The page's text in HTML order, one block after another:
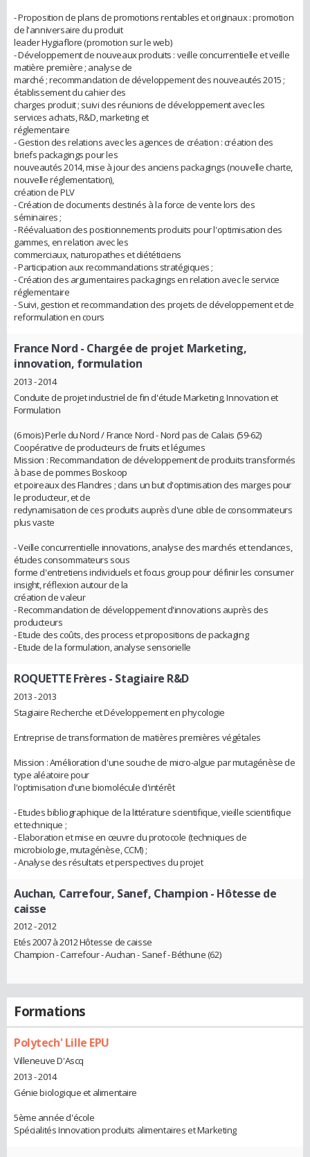
- Proposition de plans de promotions rentables et originaux : promotion
de l'anniversaire du produit
leader Hygiaflore (promotion sur le web)
- Développement de nouveaux produits : veille concurrentielle et veille
matière première ; analyse de
marché ; recommandation de développement des nouveautés 2015 ;
établissement du cahier des
charges produit ; suivi des réunions de développement avec les
services achats, R&D, marketing et
réglementaire
- Gestion des relations avec les agences de création : création des
briefs packagings pour les
nouveautés 2014, mise à jour des anciens packagings (nouvelle charte,
nouvelle réglementation),
création de PLV
- Création de documents destinés à la force de vente lors des
séminaires ;
- Réévaluation des positionnements produits pour l'optimisation des
gammes, en relation avec les
commerciaux, naturopathes et diététiciens
- Participation aux recommandations stratégiques ;
- Création des argumentaires packagings en relation avec le service
réglementaire
- Suivi, gestion et recommandation des projets de développement et de
reformulation en cours
France Nord - Chargée de projet Marketing,
innovation, formulation
2013 - 2014
Conduite de projet industriel de fin d'étude Marketing, Innovation et
Formulation
(6 mois) Perle du Nord / France Nord - Nord pas de Calais (59-62)
Coopérative de producteurs de fruits et légumes
Mission : Recommandation de développement de produits transformés
à base de pommes Boskoop
et poireaux des Flandres ; dans un but d'optimisation des marges pour
le producteur, et de
redynamisation de ces produits auprès d'une cible de consommateurs
plus vaste
- Veille concurrentielle innovations, analyse des marchés et tendances,
études consommateurs sous
forme d'entretiens individuels et focus group pour définir les consumer
insight, réflexion autour de la
création de valeur
- Recommandation de développement d'innovations auprès des
producteurs
- Etude des coûts, des process et propositions de packaging
- Etude de la formulation, analyse sensorielle
ROQUETTE Frères- Stagiaire R&D
2013 - 2013
Stagiaire Recherche et Développement en phycologie
Entreprise de transformation de matières premières végétales
Mission : Amélioration d'une souche de micro-algue par mutagénèse de
type aléatoire pour
l'optimisation d'une biomolécule d'intérêt
- Etudes bibliographique de la littérature scientifique, vieille scientifique
et technique ;
- Elaboration et mise en œuvre du protocole (techniques de
microbiologie, mutagénèse, CCM) ;
- Analyse des résultats et perspectives du projet
Auchan, Carrefour, Sanef, Champion - Hôtesse de
caisse
2012 - 2012
Etés 2007 à 2012 Hôtesse de caisse
Champion - Carrefour - Auchan - Sanef - Béthune (62)
Formations
Polytech' Lille EPU
Villeneuve D'Ascq
2013 - 2014
Génie biologique et alimentaire
5ème année d'école
Spécialités Innovation produits alimentaires et Marketing